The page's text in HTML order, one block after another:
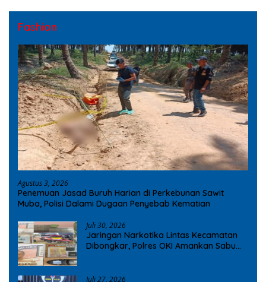
Fashion
Agustus 3, 2026
Penemuan Jasad Buruh Harian di Perkebunan Sawit
Muba, Polisi Dalami Dugaan Penyebab Kematian
Juli 30, 2026
Jaringan Narkotika Lintas Kecamatan
Dibongkar, Polres OKI Amankan Sabu
Juli 27, 2026